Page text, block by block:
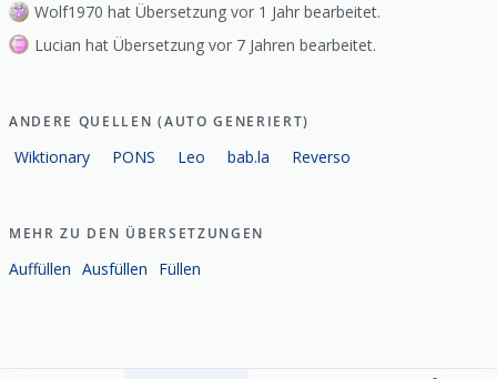
Wolf1970 hat Übersetzung vor 1 Jahr bearbeitet.
Lucian hat Übersetzung vor 7 Jahren bearbeitet.
ANDERE QUELLEN (AUTO GENERIERT)
Wiktionary PONS Leo bab.la Reverso
MEHR ZU DEN ÜBERSETZUNGEN
Auffüllen Ausfüllen Füllen